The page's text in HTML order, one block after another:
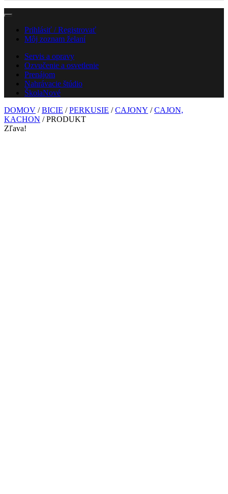
Prihlásiť / Registrovať
Môj zoznam želaní
Servis a opravy
Ozvučenie a osvetlenie
Prenájom
Nahrávacie štúdio
ŠkolaNové
DOMOV /BICIE /PERKUSIE /CAJONY /CAJON,
KACHON / PRODUKT
Zľava!